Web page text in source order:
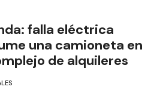
falla eléctrica
una camioneta en
de alquileres